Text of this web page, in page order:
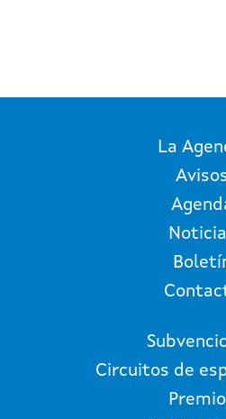
La
Circuitos de